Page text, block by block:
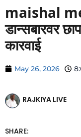
maishal
डान्सबारवर
कारवाई
May 26, 2026
RAJKIYA LIVE
SHARE: